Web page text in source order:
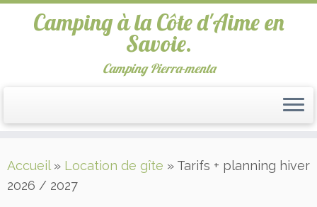
au
contenu
Camping à la Côte d'Aime en
Savoie.
Camping Pierra-menta
Accueil » Location de gîte » Tarifs + planning hiver
2026 / 2027